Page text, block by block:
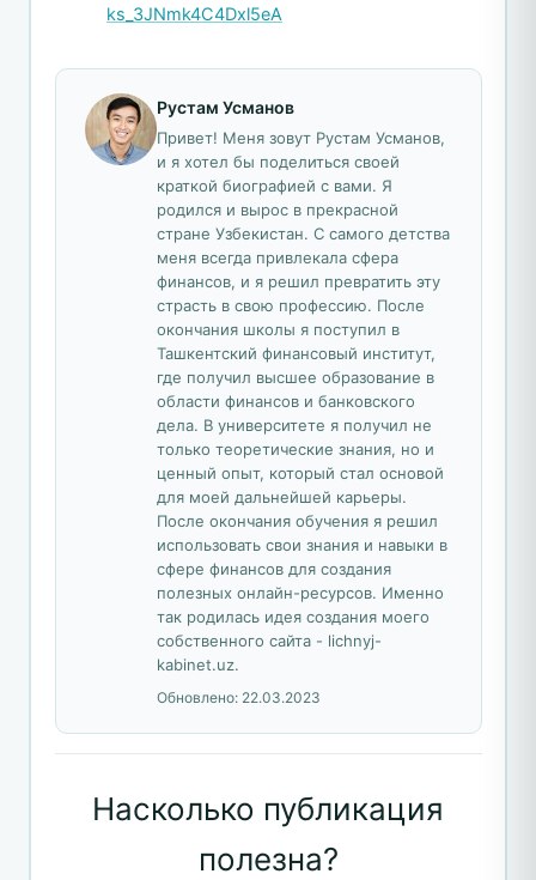
ks_3JNmk4C4Dxl5eA
Рустам Усманов
Привет! Меня зовут Рустам Усманов,
и я хотел бы поделиться своей
краткой биографией с вами. Я
родился и вырос в прекрасной
стране Узбекистан. С самого детства
меня всегда привлекала сфера
финансов, и я решил превратить эту
страсть в свою профессию. После
окончания школы я поступил в
Ташкентский финансовый институт,
где получил высшее образование в
области финансов и банковского
дела. В университете я получил не
только теоретические знания, но и
ценный опыт, который стал основой
для моей дальнейшей карьеры.
После окончания обучения я решил
использовать свои знания и навыки в
сфере финансов для создания
полезных онлайн-ресурсов. Именно
так родилась идея создания моего
собственного сайта - lichnyj-
kabinet.uz.
Обновлено: 22.03.2023
Насколько публикация
полезна?